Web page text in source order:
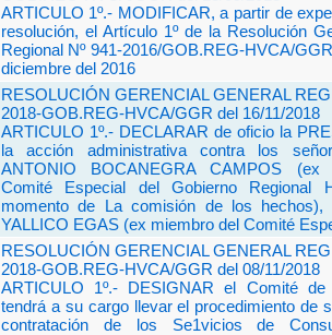
ARTICULO 1º.- MODIFICAR, a partir de
resolución, el Artículo 1º de la Resolución
Regional Nº 941-2016/GOB.REG-HVCA/
diciembre del 2016
RESOLUCIÓN GERENCIAL GENERAL
2018-GOB.REG-HVCA/GGR del 16/11/2018
ARTICULO 1º.- DECLARAR de oficio la
la acción administrativa contra los
ANTONIO BOCANEGRA CAMPOS (ex
Comité Especial del Gobierno Regional
momento de La comisión de los hechos),
YALLICO EGAS (ex miembro del Comité
RESOLUCIÓN GERENCIAL GENERAL
2018-GOB.REG-HVCA/GGR del 08/11/2018
ARTICULO 1º.- DESIGNAR el Comité de
tendrá a su cargo llevar el procedimiento de
contratación de los Se1vicios de